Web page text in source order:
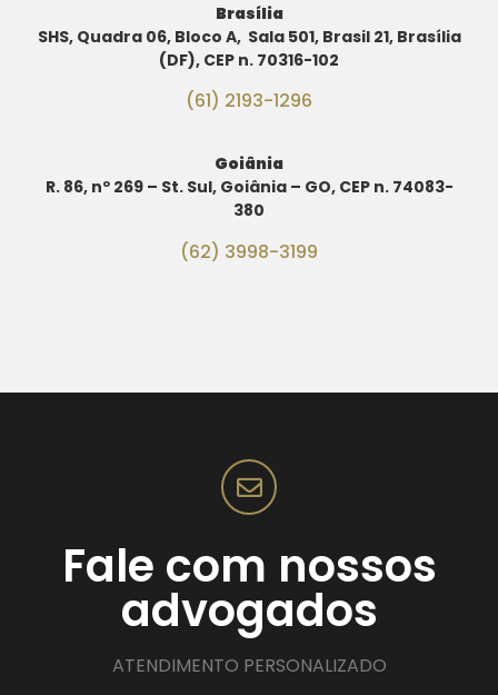
Brasília
SHS, Quadra 06, Bloco A, Sala 501, Brasil 21, Brasília
(DF), CEP n. 70316-102
(61) 2193-1296
Goiânia
R. 86, nº 269 – St. Sul, Goiânia – GO, CEP n. 74083-
380
(62) 3998-3199
Fale com nossos
advogados
ATENDIMENTO PERSONALIZADO